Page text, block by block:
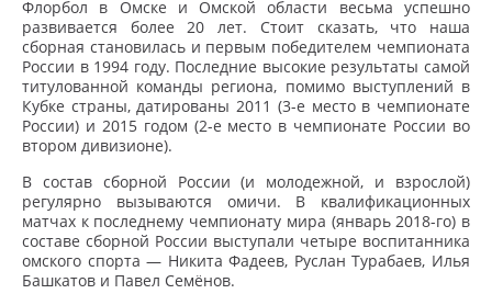
Флорбол в Омске и Омской области весьма успешно
развивается более 20 лет. Стоит сказать, что наша
сборная становилась и первым победителем чемпионата
России в 1994 году. Последние высокие результаты самой
титулованной команды региона, помимо выступлений в
Кубке страны, датированы 2011 (3-е место в чемпионате
России) и 2015 годом (2-е место в чемпионате России во
втором дивизионе).
В состав сборной России (и молодежной, и взрослой)
регулярно вызываются омичи. В квалификационных
матчах к последнему чемпионату мира (январь 2018-го) в
составе сборной России выступали четыре воспитанника
омского спорта — Никита Фадеев, Руслан Турабаев, Илья
Башкатов и Павел Семёнов.